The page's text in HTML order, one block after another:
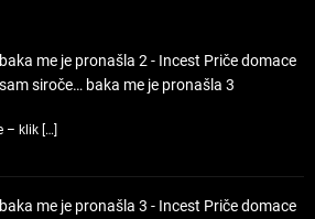
me je pronašla 2 - Incest Priče domace
siroče… baka me je pronašla 3
– klik […]
me je pronašla 3 - Incest Priče domace